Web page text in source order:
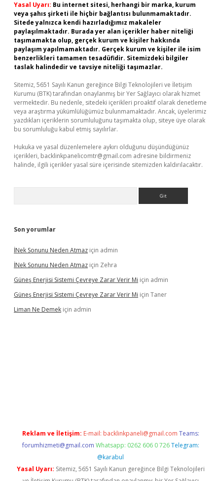
Yasal Uyarı: Bu internet sitesi, herhangi bir marka, kurum
veya şahıs şirketi ile hiçbir bağlantısı bulunmamaktadır.
Sitede yalnızca kendi hazırladığımız makaleler
paylaşılmaktadır. Burada yer alan içerikler haber niteliği
taşımamakta olup, gerçek kurum ve kişiler hakkında
paylaşım yapılmamaktadır. Gerçek kurum ve kişiler ile isim
benzerlikleri tamamen tesadüfidir. Sitemizdeki bilgiler
taslak halindedir ve tavsiye niteliği taşımazlar.
Sitemiz, 5651 Sayılı Kanun gereğince Bilgi Teknolojileri ve İletişim
Kurumu (BTK) tarafından onaylanmış bir Yer Sağlayıcı olarak hizmet
vermektedir. Bu nedenle, sitedeki içerikleri proaktif olarak denetleme
veya araştırma yükümlülüğümüz bulunmamaktadır. Ancak, üyelerimiz
yazdıkları içeriklerin sorumluluğunu taşımakta olup, siteye üye olarak
bu sorumluluğu kabul etmiş sayılırlar.
Hukuka ve yasal düzenlemelere aykırı olduğunu düşündüğünüz
içerikleri, backlinkpanelicomtr@gmail.com adresine bildirmeniz
halinde, ilgili içerikler yasal süre içerisinde sitemizden kaldırılacaktır.
Son yorumlar
İNek Sonunu Neden Atmaz için admin
İNek Sonunu Neden Atmaz için Zehra
Güneş Enerjisi Sistemi Çevreye Zarar Verir Mi için admin
Güneş Enerjisi Sistemi Çevreye Zarar Verir Mi için Taner
Liman Ne Demek için admin
Reklam ve İletişim: E-mail: backlinkpaneli@gmail.com Teams:
forumhizmeti@gmail.com Whatsapp: 0262 606 0 726 Telegram:
@karabul
Yasal Uyarı: Sitemiz, 5651 Sayılı Kanun gereğince Bilgi Teknolojileri